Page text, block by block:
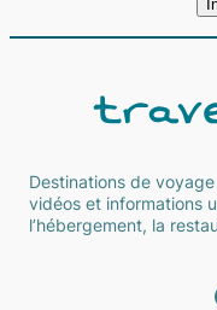
Destinations de
vidéos et informations
l’hébergement, la